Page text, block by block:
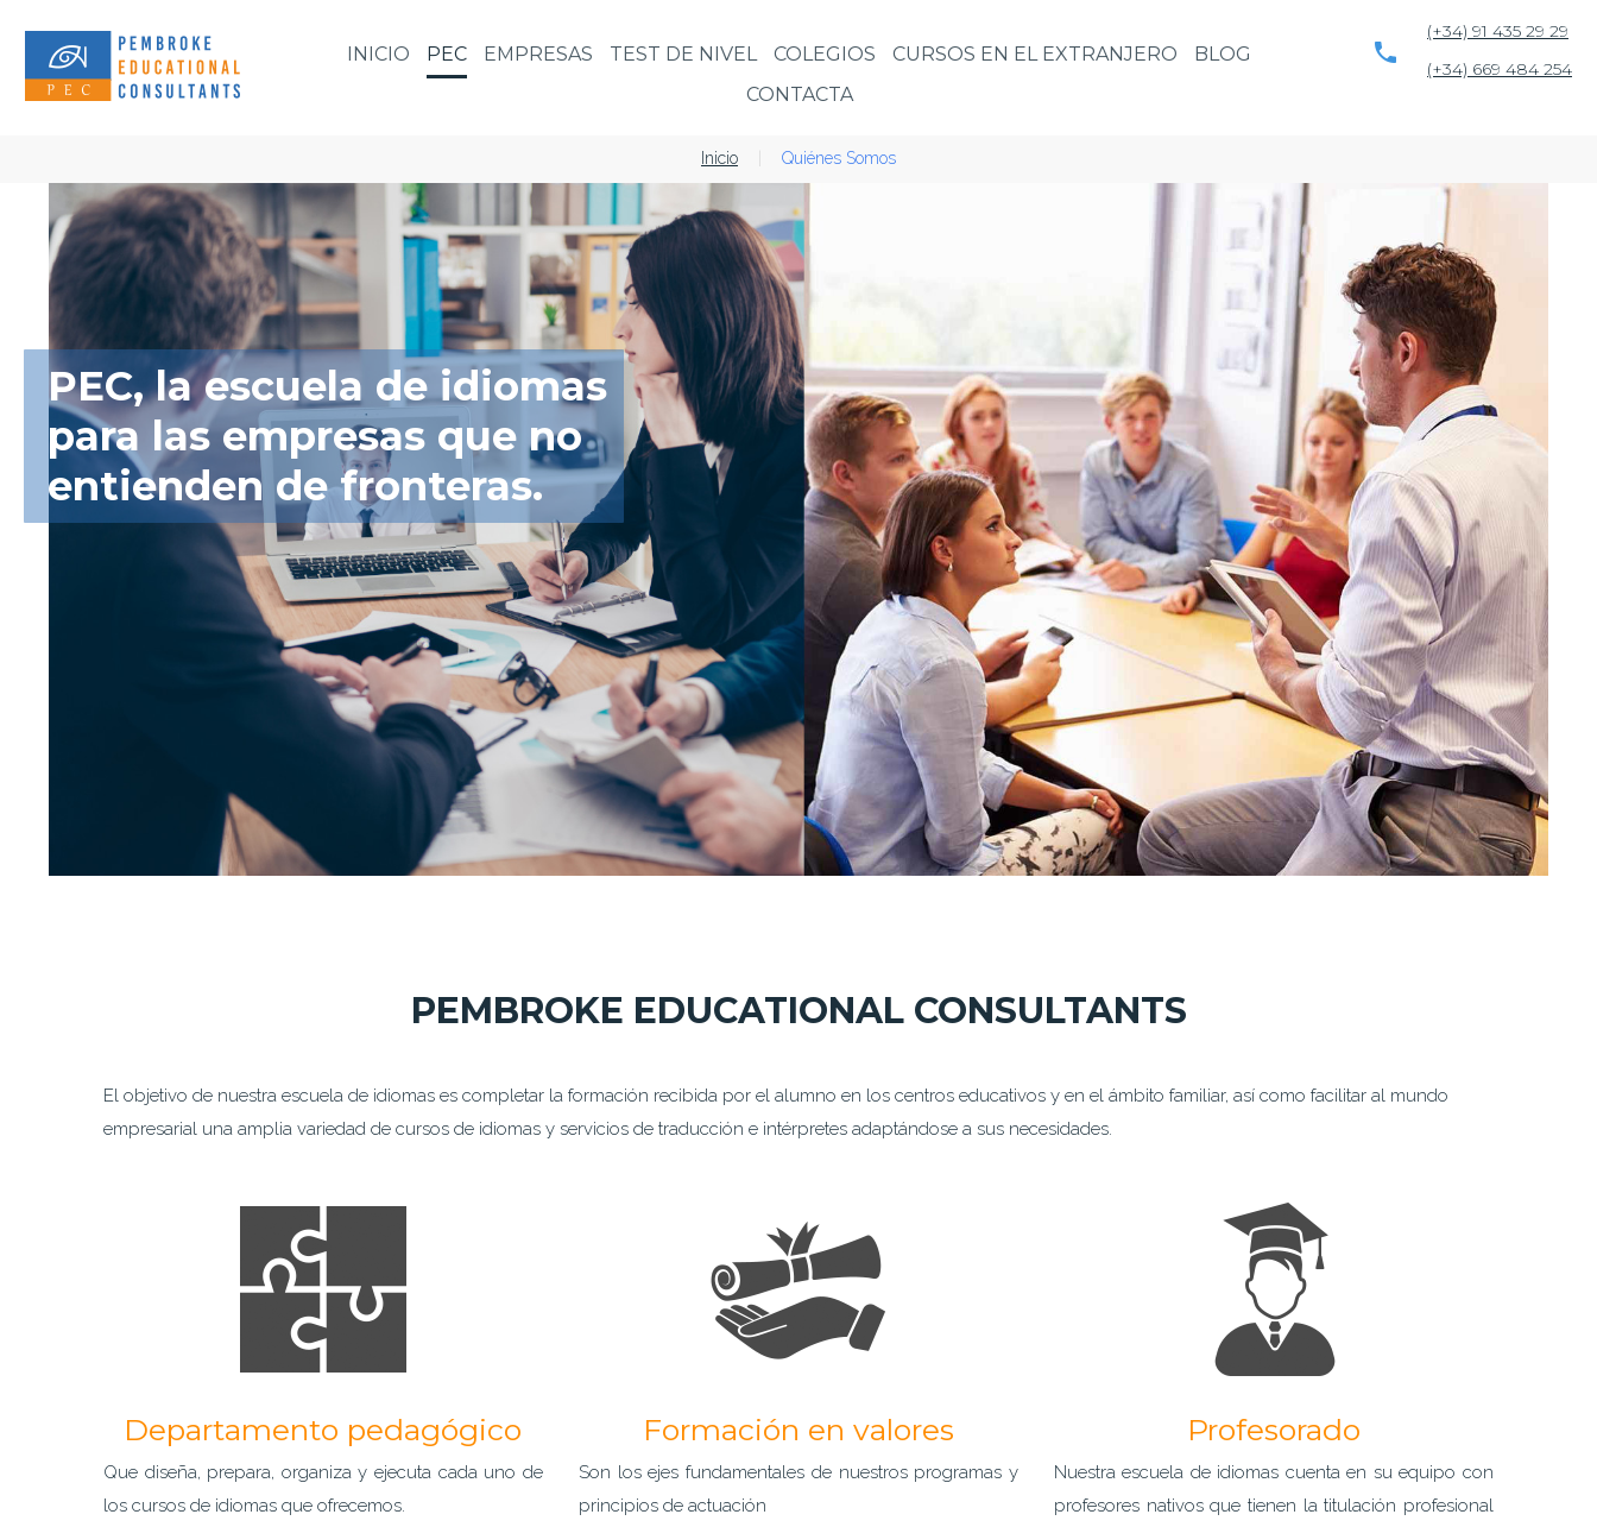
INICIO PEC EMPRESAS TEST DE NIVEL COLEGIOS CURSOS EN EL EXTRANJERO
BLOG
CONTACTA
(+34) 91 435 29 29
(+34) 669 484 254
Inicio Quiénes Somos
PEC, la escuela de idiomas
para las empresas que no
entienden de fronteras.
PEMBROKE EDUCATIONAL CONSULTANTS
El objetivo de nuestra escuela de idiomas es completar la formación recibida por el alumno en los centros educativos y en el ámbito familiar, así como facilitar al mundo
empresarial una amplia variedad de cursos de idiomas y servicios de traducción e intérpretes adaptándose a sus necesidades.
Departamento pedagógico
Que diseña, prepara, organiza y ejecuta cada uno de
los cursos de idiomas que ofrecemos.
Formación en valores
Son los ejes fundamentales de nuestros programas y
principios de actuación
Profesorado
Nuestra escuela de idiomas cuenta en su equipo con
profesores nativos que tienen la titulación profesional